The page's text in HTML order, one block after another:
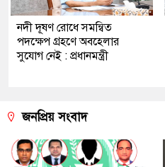
নদী দূষণ রোধে সমন্বিত
পদক্ষেপ গ্রহণে অবহেলার
সুযোগ নেই : প্রধানমন্ত্রী
জনপ্রিয় সংবাদ